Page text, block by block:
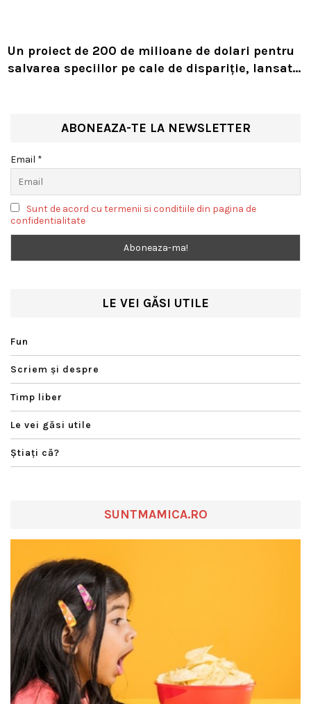
Un proiect de 200 de milioane de dolari pentru
salvarea speciilor pe cale de dispariție, lansat
ABONEAZA-TE LA NEWSLETTER
Email *
Sunt de acord cu termenii si conditiile din pagina de
confidentialitate
LE VEI GĂSI UTILE
Fun
Scriem şi despre
Timp liber
Le vei găsi utile
Ştiaţi că?
SUNTMAMICA.RO